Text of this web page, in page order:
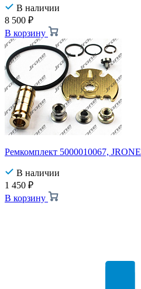
В наличии
8 500 ₽
В корзину
Ремкомплект 5000010067, JRONE
В наличии
1 450 ₽
В корзину